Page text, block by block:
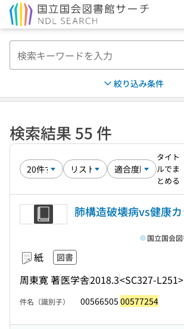
絞り込み条件
検索結果 55 件
タイト
ルでま
とめる
肺構造破壊病vs健康
紙 図書
周東寛 著医学舎2018.3<SC327-L251>
国立国会
件名（識別子） 00566505 00577254